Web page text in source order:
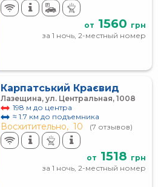
от 1560 грн
за 1 ночь, 2-местный номер
Карпатський Краєвид
Лазещина, ул. Центральная, 1008
198 м до центра
≈ 1.7 км до подъемника
Восхитительно, 10 (7 отзывов)
от 1518 грн
за 1 ночь, 2-местный номер